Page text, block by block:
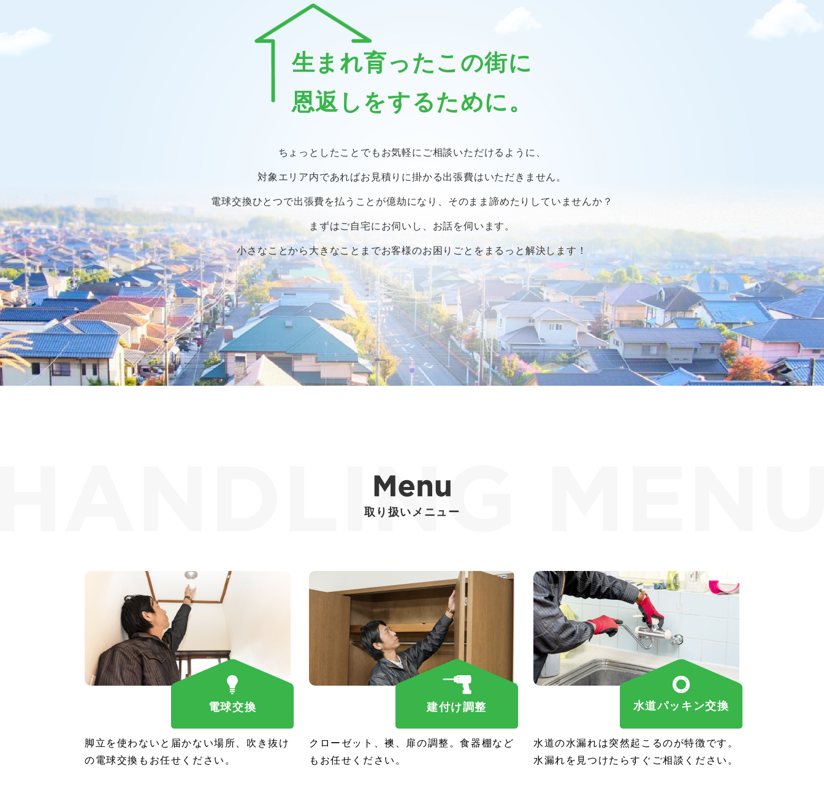
生まれ育ったこの街に
恩返しをするために。
ちょっとしたことでも お気軽にご相談いただけるように、
対象エリア内であればお見積りに掛かる出張費はいただきません。
電球交換ひとつで出張費を払うことが億劫になり、 そのまま諦めたりしていませんか？
まずはご自宅にお伺いし、お話を伺います。
小さなことから大きなことまでお客様のお困りごとをまるっと解決します！
取り扱いメニュー
電球交換
脚立を使わないと届かない場所、吹き抜け
の電球交換もお任せください。
建付け調整
クローゼット、襖、扉の調整。食器棚など
もお任せください。
水道パッキン交換
水道の水漏れは突然起こるのが特徴です。
水漏れを見つけたらすぐご相談ください。